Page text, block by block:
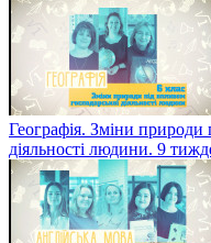
Географія. Зміни природи
діяльності людини. 9